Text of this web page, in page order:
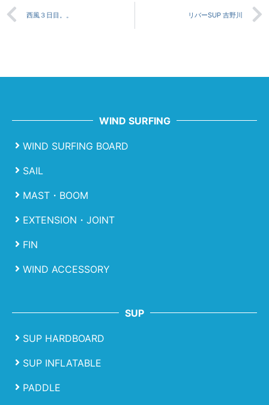
西風３日目。。 リバーSUP 吉野川
WIND SURFING
WIND SURFING BOARD
SAIL
MAST・BOOM
EXTENSION・JOINT
FIN
WIND ACCESSORY
SUP
SUP HARDBOARD
SUP INFLATABLE
PADDLE